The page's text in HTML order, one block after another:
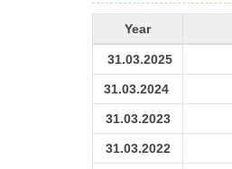
Year
31.03.2025
31.03.2024
31.03.2023
31.03.2022